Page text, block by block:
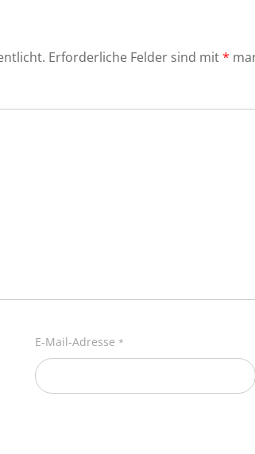
Erforderliche Felder sind mit*
E-Mail-Adresse *